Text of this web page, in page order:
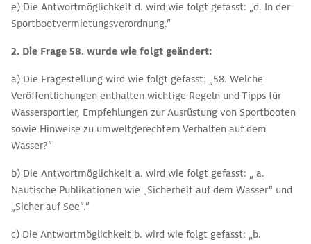
e) Die Antwortmöglichkeit d. wird wie folgt gefasst: „d. In der
Sportbootvermietungsverordnung.“
2. Die Frage 58. wurde wie folgt geändert:
a) Die Fragestellung wird wie folgt gefasst: „58. Welche
Veröffentlichungen enthalten wichtige Regeln und Tipps für
Wassersportler, Empfehlungen zur Ausrüstung von Sportbooten
sowie Hinweise zu umweltgerechtem Verhalten auf dem
Wasser?“
b) Die Antwortmöglichkeit a. wird wie folgt gefasst: „ a.
Nautische Publikationen wie „Sicherheit auf dem Wasser“ und
„Sicher auf See“.“
c) Die Antwortmöglichkeit b. wird wie folgt gefasst: „b.